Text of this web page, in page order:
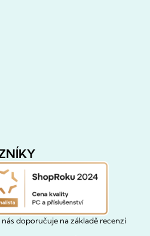
doporučuje na základě recenzí